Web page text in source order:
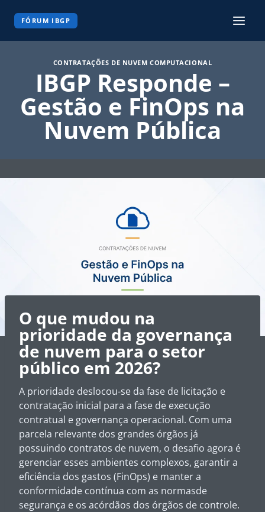
FÓRUM IBGP
CONTRATAÇÕES DE NUVEM COMPUTACIONAL
IBGP Responde –
Gestão e FinOps na
Nuvem Pública
O que mudou na
prioridade da governança
de nuvem para o setor
público em 2026?
A prioridade deslocou-se da fase de licitação e
contratação inicial para a fase de execução
contratual e governança operacional. Com uma
parcela relevante dos grandes órgãos já
possuindo contratos de nuvem, o desafio agora é
gerenciar esses ambientes complexos, garantir a
eficiência dos gastos (FinOps) e manter a
conformidade contínua com as normasde
segurança e os acórdãos dos órgãos de controle.